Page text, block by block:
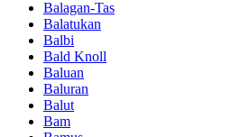
Balagan-Tas
Balatukan
Balbi
Bald Knoll
Baluan
Baluran
Balut
Bam